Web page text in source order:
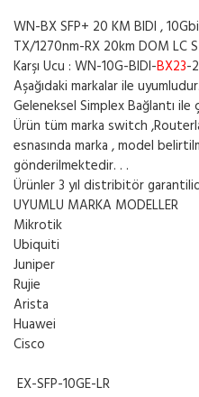
WN-BX SFP+ 20 KM BIDI ,
TX/1270nm-RX 20km DOM LC
Karşı Ucu : WN-10G-BIDI-BX23-
Aşağıdaki markalar ile uyumludur.
Geleneksel Simplex Bağlantı ile
Ürün tüm marka switch
esnasında marka , model
gönderilmektedir. . .
Ürünler 3 yıl distribitör
UYUMLU MARKA MODELLER
Mikrotik
Ubiquiti
Juniper
Rujie
Arista
Huawei
Cisco
EX-SFP-10GE-LR